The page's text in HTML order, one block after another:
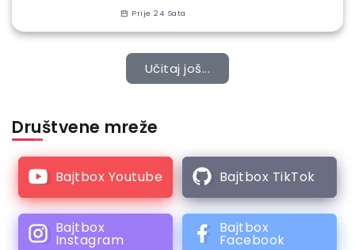
Prije 24 Sata
Učitaj još...
Društvene mreže
Bajtbox Youtube Bajtbox TikTok
Bajtbox
Instagram
Bajtbox
Facebook